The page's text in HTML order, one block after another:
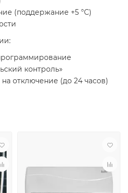
(поддержание +5 °C)
контроль»
отключение (до 24 часов)